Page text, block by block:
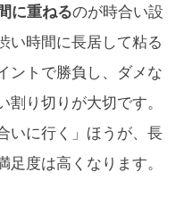
に重ねるのが時合い設
い時間に長居して粘る
ントで勝負し、ダメな
り切りが大切です。
いに行く」ほうが、長
度は高くなります。